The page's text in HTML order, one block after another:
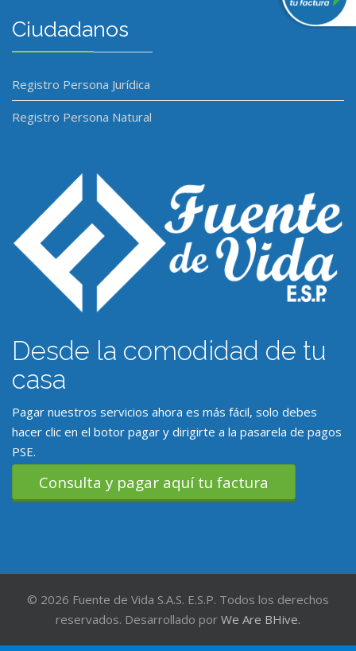
Ciudadanos
Registro Persona Jurídica
Registro Persona Natural
Desde la comodidad de tu
casa
Pagar nuestros servicios ahora es más fácil, solo debes
hacer clic en el botor pagar y dirigirte a la pasarela de pagos
PSE.
Consulta y pagar aquí tu factura
© 2026 Fuente de Vida S.A.S. E.S.P. Todos los derechos
reservados. Desarrollado por We Are BHive.